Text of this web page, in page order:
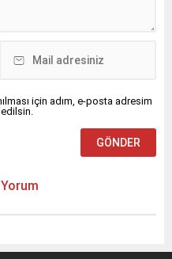
için adım, e-posta adresim